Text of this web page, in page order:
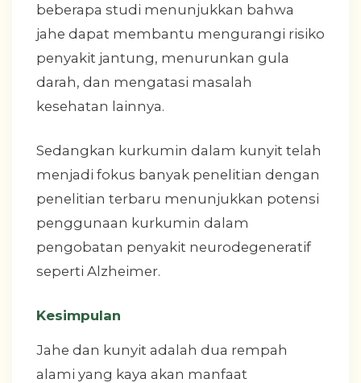
beberapa studi menunjukkan bahwa
jahe dapat membantu mengurangi risiko
penyakit jantung, menurunkan gula
darah, dan mengatasi masalah
kesehatan lainnya.
Sedangkan kurkumin dalam kunyit telah
menjadi fokus banyak penelitian dengan
penelitian terbaru menunjukkan potensi
penggunaan kurkumin dalam
pengobatan penyakit neurodegeneratif
seperti Alzheimer.
Kesimpulan
Jahe dan kunyit adalah dua rempah
alami yang kaya akan manfaat